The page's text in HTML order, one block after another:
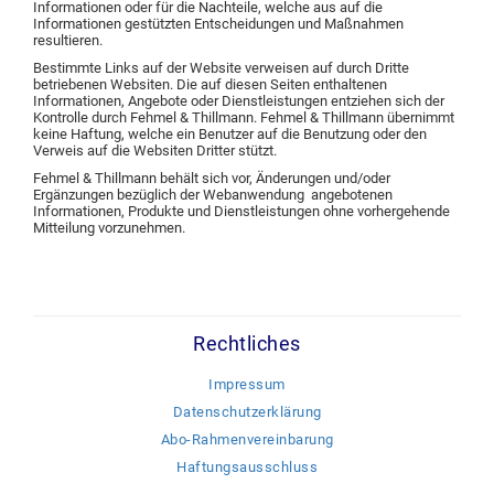
Informationen oder für die Nachteile, welche aus auf die
Informationen gestützten Entscheidungen und Maßnahmen
resultieren.
Bestimmte Links auf der Website verweisen auf durch Dritte
betriebenen Websiten. Die auf diesen Seiten enthaltenen
Informationen, Angebote oder Dienstleistungen entziehen sich der
Kontrolle durch Fehmel & Thillmann. Fehmel & Thillmann übernimmt
keine Haftung, welche ein Benutzer auf die Benutzung oder den
Verweis auf die Websiten Dritter stützt.
Fehmel & Thillmann behält sich vor, Änderungen und/oder
Ergänzungen bezüglich der Webanwendung angebotenen
Informationen, Produkte und Dienstleistungen ohne vorhergehende
Mitteilung vorzunehmen.
Rechtliches
Impressum
Datenschutzerklärung
Abo-Rahmenvereinbarung
Haftungsausschluss